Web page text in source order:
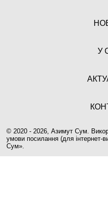
У
© 2020 - 2026, Азимут Сум.
умови посилання (для інтернет-
Сум».